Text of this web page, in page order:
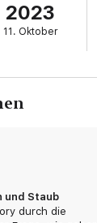
2023
11. Oktober
und Staub
durch die